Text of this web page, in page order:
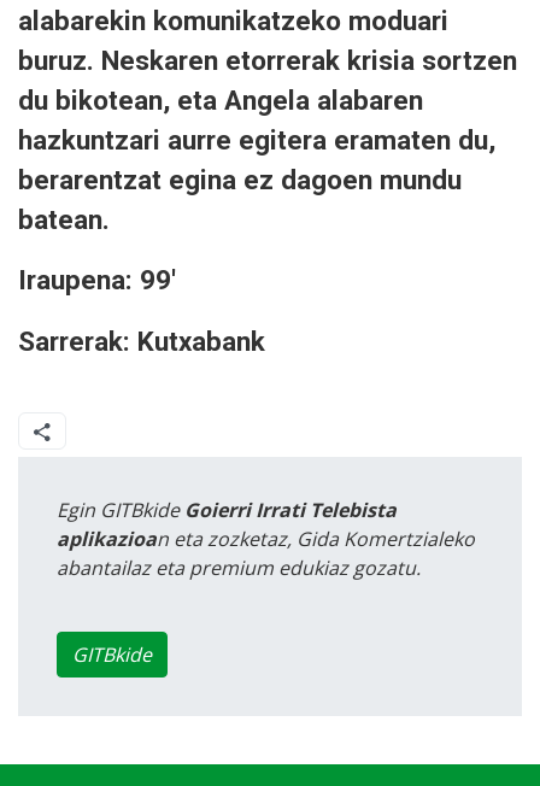
alabarekin komunikatzeko moduari
buruz. Neskaren etorrerak krisia sortzen
du bikotean, eta Angela alabaren
hazkuntzari aurre egitera eramaten du,
berarentzat egina ez dagoen mundu
batean.
Iraupena: 99'
Sarrerak: Kutxabank
Egin GITBkide Goierri Irrati Telebista
aplikazioan eta zozketaz, Gida Komertzialeko
abantailaz eta premium edukiaz gozatu.
GITBkide